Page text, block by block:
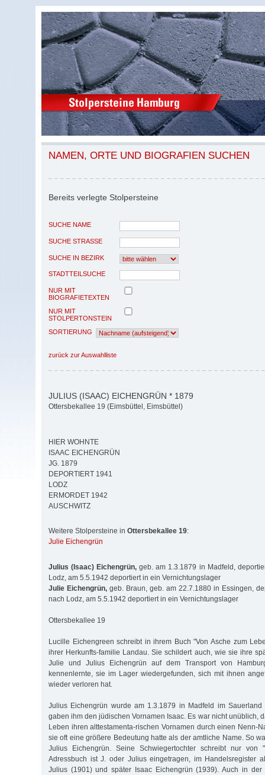
NAMEN, ORTE UND BIOGRAFIEN SUCHEN
Bereits verlegte Stolpersteine
SUCHE NAME
SUCHE STRASSE
SUCHE IN BEZIRK
STADTTEILSUCHE
NUR MIT
BIOGRAFIETEXTEN
NUR MIT
STOLPERTONSTEIN
SORTIERUNG
zurück zur Auswahlliste
JULIUS (ISAAC) EICHENGRÜN * 1879
Ottersbekallee 19 (Eimsbüttel, Eimsbüttel)
HIER WOHNTE
ISAAC EICHENGRÜN
JG. 1879
DEPORTIERT 1941
LODZ
ERMORDET 1942
AUSCHWITZ
Weitere Stolpersteine in Ottersbekallee 19:
Julie Eichengrün
Julius (Isaac) Eichengrün, geb. am 1.3.1879 in Madfeld,
Lodz, am 5.5.1942 deportiert in ein Vernichtungslager
Julie Eichengrün, geb. Braun, geb. am 22.7.1880 in Essingen,
nach Lodz, am 5.5.1942 deportiert in ein Vernichtungslager
Ottersbekallee 19
Lucille Eichengreen schreibt in ihrem Buch "Von Asche zum
ihrer Herkunfts-familie Landau. Sie schildert auch, wie sie ihre
Julie und Julius Eichengrün auf dem Transport von
kennenlernte, sie im Lager wiedergefunden, sich mit ihnen
wieder verloren hat.
Julius Eichengrün wurde am 1.3.1879 in Madfeld im Sauerland
gaben ihm den jüdischen Vornamen Isaac. Es war nicht unüblich,
Leben ihren alttestamenta-rischen Vornamen durch einen Nenn-
sie oft eine größere Bedeutung hatte als der amtliche Name. So
Julius Eichengrün. Seine Schwiegertochter schreibt nur von
Adressbuch ist J. oder Julius eingetragen, im Handelsregister
Julius (1901) und später Isaac Eichengrün (1939). Auch in der